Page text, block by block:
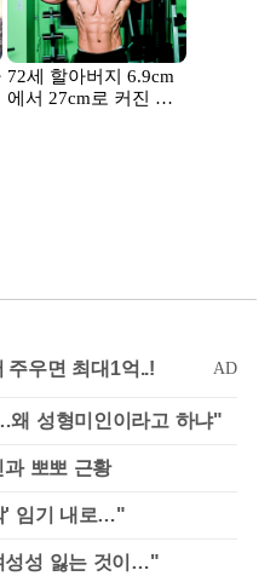
성형미인이라고 하냐"
뽀뽀 근황
' 임기 내로…"
성성 잃는 것이…"